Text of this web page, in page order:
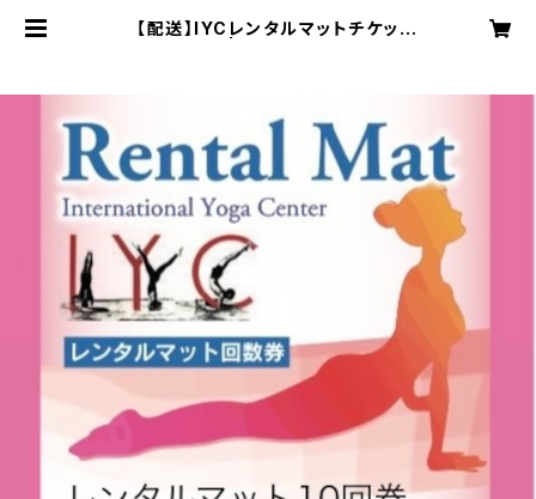
【配送】IYCレンタルマットチケッ